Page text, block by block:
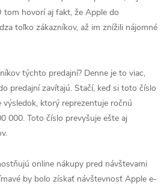
tom hovorí aj fakt, že Apple do
toľko zákazníkov, až im znížili nájomné
týchto predajní? Denne je to viac,
predajní zavítajú. Stačí, keď si toto číslo
ktorý reprezentuje ročnú
000. Toto číslo prevyšuje ešte aj
online nákupy pred návštevami
by bolo získať návštevnosť Apple e-